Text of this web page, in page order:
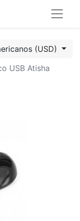
(USD)
USB Atisha